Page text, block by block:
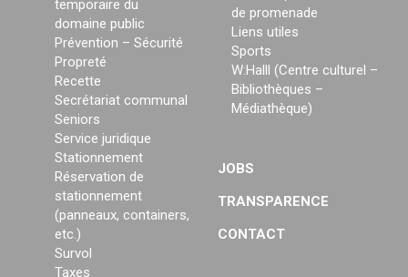
temporaire du
domaine public
Prévention – Sécurité
Propreté
Recette
Secrétariat communal
Seniors
Service juridique
Stationnement
Réservation de
stationnement
(panneaux, containers,
etc.)
Survol
Taxes
de promenade
Liens utiles
Sports
W:Halll (Centre culturel –
Bibliothèques –
Médiathèque)
JOBS
TRANSPARENCE
CONTACT